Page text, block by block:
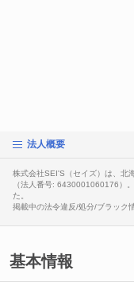
法人概要
株式会社SEI'S（セイズ）は、北
（法人番号: 6430001060176）
た。
掲載中の法令違反/処分/ブラック
基本情報